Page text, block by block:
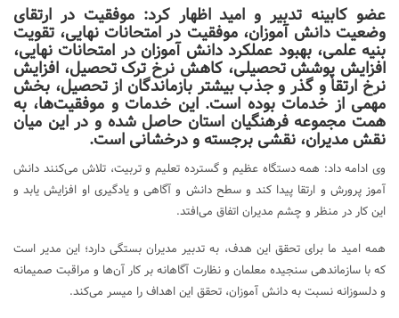
عضو کابینه تدبیر و امید اظهار کرد: موفقیت در ارتقای
وضعیت دانش آموزان، موفقیت در امتحانات نهایی، تقویت
بنیه علمی، بهبود عملکرد دانش آموزان در امتحانات نهایی،
افزایش پوشش تحصیلی، کاهش نرخ ترک تحصیل، افزایش
نرخ ارتقا و گذر و جذب بیشتر بازماندگان از تحصیل، بخش
مهمی از خدمات بوده است. این خدمات و موفقیت‌ها، به
همت مجموعه فرهنگیان استان حاصل شده و در این میان
نقش مدیران، نقشی برجسته و درخشانی است.
وی ادامه داد: همه دستگاه عظیم و گسترده تعلیم و تربیت، تلاش می‌کنند دانش
آموز پرورش و ارتقا پیدا کند و سطح دانش و آگاهی و یادگیری او افزایش یابد و
این کار در منظر و چشم مدیران اتفاق می‌افتد.
همه امید ما برای تحقق این هدف، به تدبیر مدیران بستگی دارد؛ این مدیر است
که با سازماندهی سنجیده معلمان و نظارت آگاهانه بر کار آن‌ها و مراقبت صمیمانه
و دلسوزانه نسبت به دانش آموزان، تحقق این اهداف را میسر می‌کند.